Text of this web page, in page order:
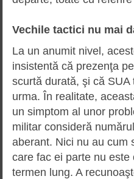
Vechile tactici nu mai
La un anumit nivel,
insistentă că prezenţa
scurtă durată, şi că
urma. În realitate,
un simptom al unor
militar consideră
aberant. Nici nu au cum
care fac ei parte nu
termen lung. A